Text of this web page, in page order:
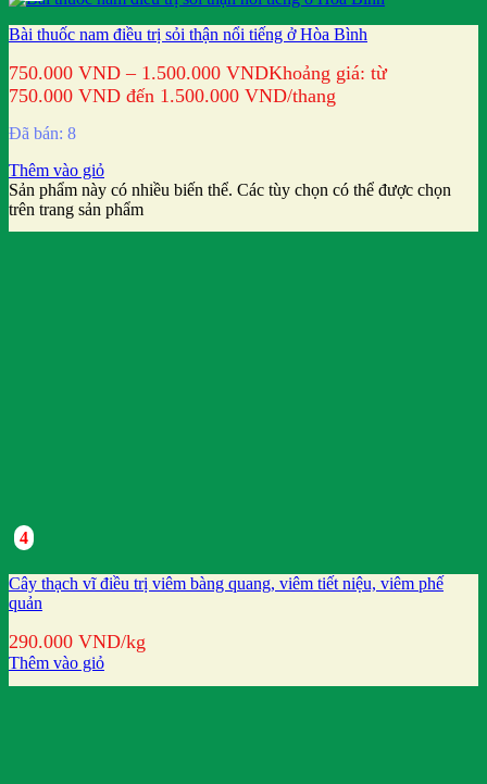
Bài thuốc nam điều trị sỏi thận nổi tiếng ở Hòa Bình
750.000 VND – 1.500.000 VNDKhoảng giá: từ
750.000 VND đến 1.500.000 VND/thang
Đã bán: 8
Thêm vào giỏ
Sản phẩm này có nhiều biến thể. Các tùy chọn có thể được chọn
trên trang sản phẩm
4
Cây thạch vĩ điều trị viêm bàng quang, viêm tiết niệu, viêm phế
quản
290.000 VND/kg
Thêm vào giỏ